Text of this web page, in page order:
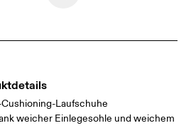
Laufschuhe
weicher Einlegesohle und weichem